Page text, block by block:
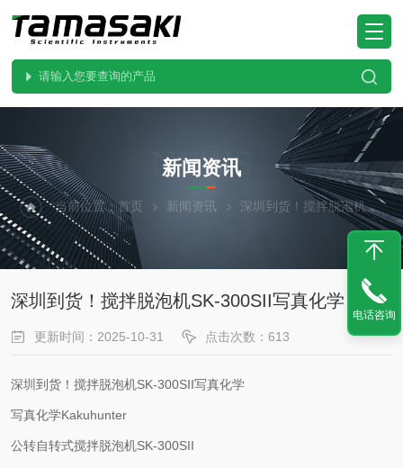
NEWS
新闻资讯
当前位置：首页 新闻资讯 深圳到货！搅拌脱泡机SK-300SII写真化学
深圳到货！搅拌脱泡机SK-300SII写真化学
更新时间：2025-10-31 点击次数：613
深圳到货！搅拌脱泡机SK-300SII写真化学
写真化学Kakuhunter
公转自转式搅拌脱泡机SK-300SII
电话咨询